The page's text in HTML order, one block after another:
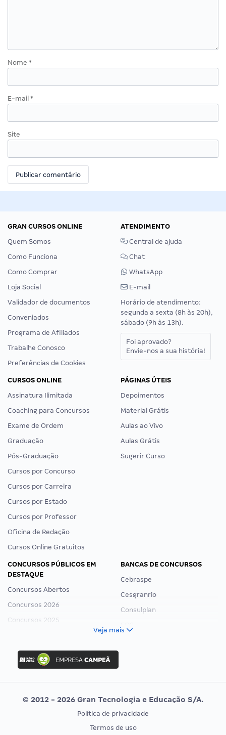
Nome *
E-mail *
Site
GRAN CURSOS ONLINE
Quem Somos
Como Funciona
Como Comprar
Loja Social
Validador de documentos
Conveniados
Programa de Afiliados
Trabalhe Conosco
Preferências de Cookies
ATENDIMENTO
Central de ajuda
Chat
WhatsApp
E-mail
Horário de atendimento:
segunda a sexta (8h às 20h),
sábado (9h às 13h).
Foi aprovado?
Envie-nos a sua história!
CURSOS ONLINE
Assinatura Ilimitada
Coaching para Concursos
Exame de Ordem
Graduação
Pós-Graduação
Cursos por Concurso
Cursos por Carreira
Cursos por Estado
Cursos por Professor
Oficina de Redação
Cursos Online Gratuitos
PÁGINAS ÚTEIS
Depoimentos
Material Grátis
Aulas ao Vivo
Aulas Grátis
Sugerir Curso
CONCURSOS PÚBLICOS EM
DESTAQUE
Concursos Abertos
Concursos 2026
Concursos 2025
Concurso Ibama
Concurso MPU
Editais publicados
BANCAS DE CONCURSOS
Cebraspe
Cesgranrio
Consulplan
Vunesp
CONCURSOS POR PROFISSÃO
EXAME DE ORDEM
Veja mais
© 2012 - 2026 Gran Tecnologia e Educação S/A.
Política de privacidade
Termos de uso